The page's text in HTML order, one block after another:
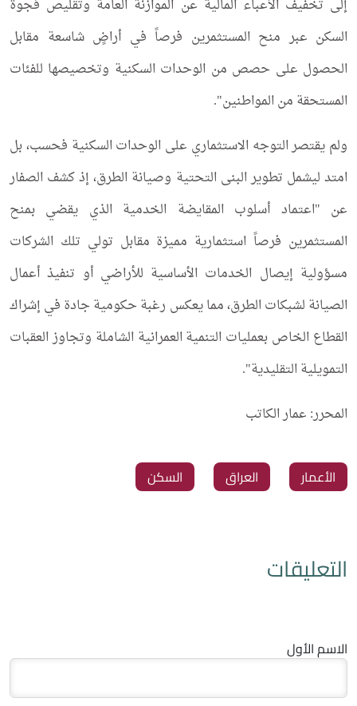
إلى تخفيف الأعباء المالية عن الموازنة العامة وتقليص فجوة
السكن عبر منح المستثمرين فرصاً في أراضٍ شاسعة مقابل
الحصول على حصص من الوحدات السكنية وتخصيصها للفئات
المستحقة من المواطنين".
ولم يقتصر التوجه الاستثماري على الوحدات السكنية فحسب، بل
امتد ليشمل تطوير البنى التحتية وصيانة الطرق، إذ كشف الصفار
عن "اعتماد أسلوب المقايضة الخدمية الذي يقضي بمنح
المستثمرين فرصاً استثمارية مميزة مقابل تولي تلك الشركات
مسؤولية إيصال الخدمات الأساسية للأراضي أو تنفيذ أعمال
الصيانة لشبكات الطرق، مما يعكس رغبة حكومية جادة في إشراك
القطاع الخاص بعمليات التنمية العمرانية الشاملة وتجاوز العقبات
التمويلية التقليدية".
المحرر: عمار الكاتب
‏الأعمار ‏العراق ‏السكن
التعليقات
الاسم الأول